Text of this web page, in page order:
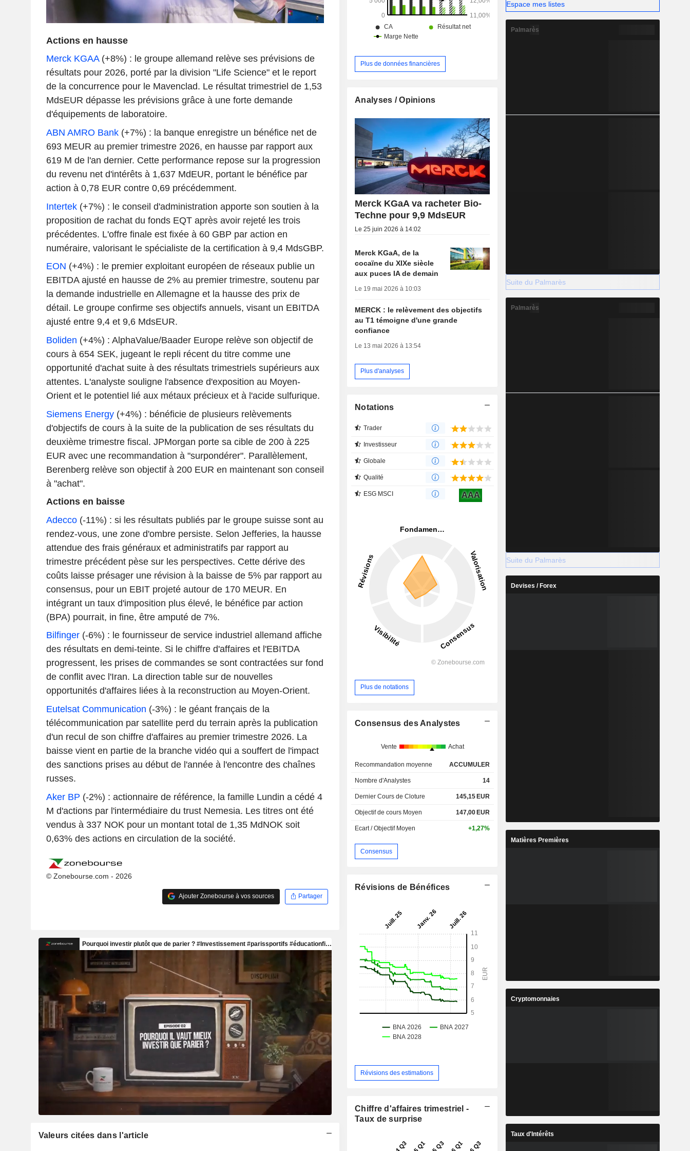
Actions en hausse
Merck KGAA(+8%) : le groupe allemand relève ses prévisions de
résultats pour 2026, porté par la division "Life Science" et le report
de la concurrence pour le Mavenclad. Le résultat trimestriel de 1,53
MdsEUR dépasse les prévisions grâce à une forte demande
d'équipements de laboratoire.
ABN AMRO Bank(+7%) : la banque enregistre un bénéfice net de
693 MEUR au premier trimestre 2026, en hausse par rapport aux
619 M de l'an dernier. Cette performance repose sur la progression
du revenu net d'intérêts à 1,637 MdEUR, portant le bénéfice par
action à 0,78 EUR contre 0,69 précédemment.
Intertek(+7%) : le conseil d'administration apporte son soutien à la
proposition de rachat du fonds EQT après avoir rejeté les trois
précédentes. L'offre finale est fixée à 60 GBP par action en
numéraire, valorisant le spécialiste de la certification à 9,4 MdsGBP.
EON (+4%) : le premier exploitant européen de réseaux publie un
EBITDA ajusté en hausse de 2% au premier trimestre, soutenu par
la demande industrielle en Allemagne et la hausse des prix de
détail. Le groupe confirme ses objectifs annuels, visant un EBITDA
ajusté entre 9,4 et 9,6 MdsEUR.
Boliden (+4%) : AlphaValue/Baader Europe relève son objectif de
cours à 654 SEK, jugeant le repli récent du titre comme une
opportunité d'achat suite à des résultats trimestriels supérieurs aux
attentes. L'analyste souligne l'absence d'exposition au Moyen-
Orient et le potentiel lié aux métaux précieux et à l'acide sulfurique.
Siemens Energy(+4%) : bénéficie de plusieurs relèvements
d'objectifs de cours à la suite de la publication de ses résultats du
deuxième trimestre fiscal. JPMorgan porte sa cible de 200 à 225
EUR avec une recommandation à "surpondérer". Parallèlement,
Berenberg relève son objectif à 200 EUR en maintenant son conseil
à "achat".
Actions en baisse
Adecco(-11%) : si les résultats publiés par le groupe suisse sont au
rendez-vous, une zone d'ombre persiste. Selon Jefferies, la hausse
attendue des frais généraux et administratifs par rapport au
trimestre précédent pèse sur les perspectives. Cette dérive des
coûts laisse présager une révision à la baisse de 5% par rapport au
consensus, pour un EBIT projeté autour de 170 MEUR. En
intégrant un taux d'imposition plus élevé, le bénéfice par action
(BPA) pourrait, in fine, être amputé de 7%.
Bilfinger(-6%) : le fournisseur de service industriel allemand affiche
des résultats en demi-teinte. Si le chiffre d'affaires et l'EBITDA
progressent, les prises de commandes se sont contractées sur fond
de conflit avec l'Iran. La direction table sur de nouvelles
opportunités d'affaires liées à la reconstruction au Moyen-Orient.
Eutelsat Communication (-3%) : le géant français de la
télécommunication par satellite perd du terrain après la publication
d'un recul de son chiffre d'affaires au premier trimestre 2026. La
baisse vient en partie de la branche vidéo qui a souffert de l'impact
des sanctions prises au début de l'année à l'encontre des chaînes
russes.
Aker BP (-2%) : actionnaire de référence, la famille Lundin a cédé 4
M d'actions par l'intermédiaire du trust Nemesia. Les titres ont été
vendus à 337 NOK pour un montant total de 1,35 MdNOK soit
0,63% des actions en circulation de la société.
© Zonebourse.com - 2026
Ajouter Zonebourse à vos sources Partager
Valeurs citées dans l'article
Plus de données financières
Analyses / Opinions
Merck KGaA va racheter Bio-
Techne pour 9,9 MdsEUR
Le 25 juin 2026 à 14:02
Merck KGaA, de la
cocaïne du XIXe siècle
aux puces IA de demain
Le 19 mai 2026 à 10:03
MERCK : le relèvement des objectifs
au T1 témoigne d'une grande
confiance
Le 13 mai 2026 à 13:54
Plus d'analyses
Notations
Trader
Investisseur
Globale
Qualité
ESG MSCI AAA
Plus de notations
Consensus des Analystes
Vente Achat
Recommandation moyenne ACCUMULER
Nombre d'Analystes 14
Dernier Cours de Cloture 145,15 EUR
Objectif de cours Moyen 147,00 EUR
Ecart / Objectif Moyen +1,27%
Consensus
Révisions de Bénéfices
Révisions des estimations
Chiffre d'affaires trimestriel -
Taux de surprise
Espace mes listes
Palmarès
Suite du Palmarès
Palmarès
Suite du Palmarès
Devises / Forex
Matières Premières
Cryptomonnaies
Taux d'Intérêts